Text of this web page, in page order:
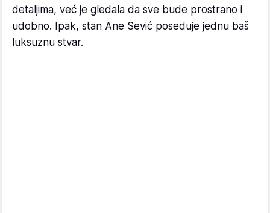
detaljima, već je gledala da sve bude prostrano i
udobno. Ipak, stan Ane Sević poseduje jednu baš
luksuznu stvar.